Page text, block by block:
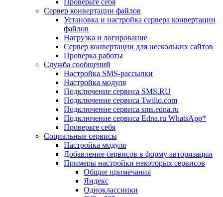
Проверьте себя
Сервер конвертации файлов
Установка и настройка сервера конвертации
файлов
Нагрузка и логирование
Сервер конвертации для нескольких сайтов
Проверка работы
Служба сообщений
Настройка SMS-рассылки
Настройка модуля
Подключение сервиса SMS.RU
Подключение сервиса Twilio.com
Подключение сервиса sms.edna.ru
Подключение сервиса Edna.ru WhatsApp*
Проверьте себя
Социальные сервисы
Настройка модуля
Добавление сервисов в форму авторизации
Примеры настройки некоторых сервисов
Общие примечания
Яндекс
Одноклассники